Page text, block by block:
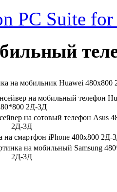
PC Suite